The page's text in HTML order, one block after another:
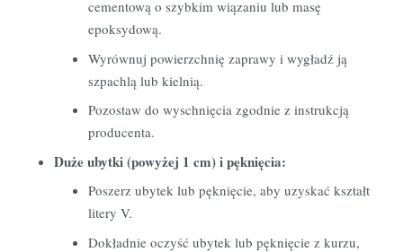
cementową o szybkim wiązaniu lub masę
epoksydową.
Wyrównuj powierzchnię zaprawy i wygładź ją
szpachlą lub kielnią.
Pozostaw do wyschnięcia zgodnie z instrukcją
producenta.
Duże ubytki (powyżej 1 cm) i pęknięcia:
Poszerz ubytek lub pęknięcie, aby uzyskać kształt
litery V.
Dokładnie oczyść ubytek lub pęknięcie z kurzu,